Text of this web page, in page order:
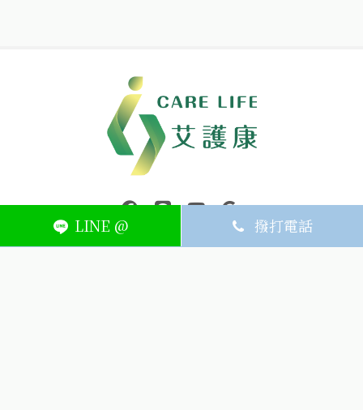
LINE @ 撥打電話
中壢醫療器材｜醫療器材補助｜出院醫療器材｜平鎮醫療器材｜艾
連結到facebook(另開視窗)
連結到Line(另開視窗)
連結到Youtube(另開視窗)
ABOUT